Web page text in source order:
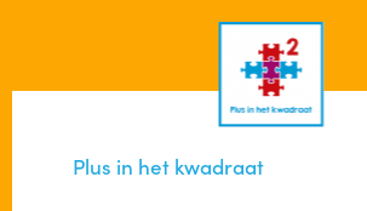
Locatie Beverwaard
Plus in het kwadraat